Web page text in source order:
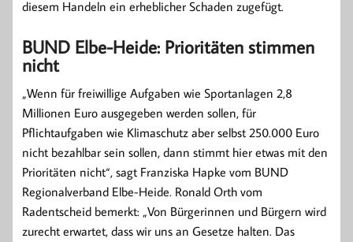
diesem Handeln ein erheblicher Schaden zugefügt.
BUND Elbe-Heide: Prioritäten stimmen
nicht
„Wenn für freiwillige Aufgaben wie Sportanlagen 2,8
Millionen Euro ausgegeben werden sollen, für
Pflichtaufgaben wie Klimaschutz aber selbst 250.000 Euro
nicht bezahlbar sein sollen, dann stimmt hier etwas mit den
Prioritäten nicht“, sagt Franziska Hapke vom BUND
Regionalverband Elbe-Heide. Ronald Orth vom
Radentscheid bemerkt: „Von Bürgerinnen und Bürgern wird
zurecht erwartet, dass wir uns an Gesetze halten. Das